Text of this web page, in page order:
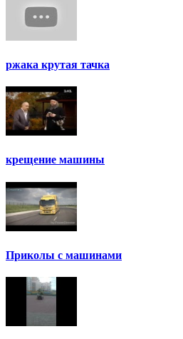
ржака крутая тачка
крещение машины
Приколы с машинами